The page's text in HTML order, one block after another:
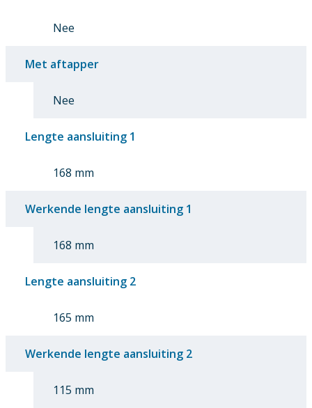
Nee
Met aftapper
Nee
Lengte aansluiting 1
168 mm
Werkende lengte aansluiting 1
168 mm
Lengte aansluiting 2
165 mm
Werkende lengte aansluiting 2
115 mm